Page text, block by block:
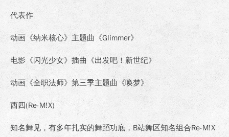
代表作
动画《纳米核心》主题曲《Glimmer》
电影《闪光少女》插曲《出发吧！新世纪》
动画《全职法师》第三季主题曲《唤梦》
西四(Re-M!X)
知名舞见，有多年扎实的舞蹈功底，B站舞区知名组合Re-M!X